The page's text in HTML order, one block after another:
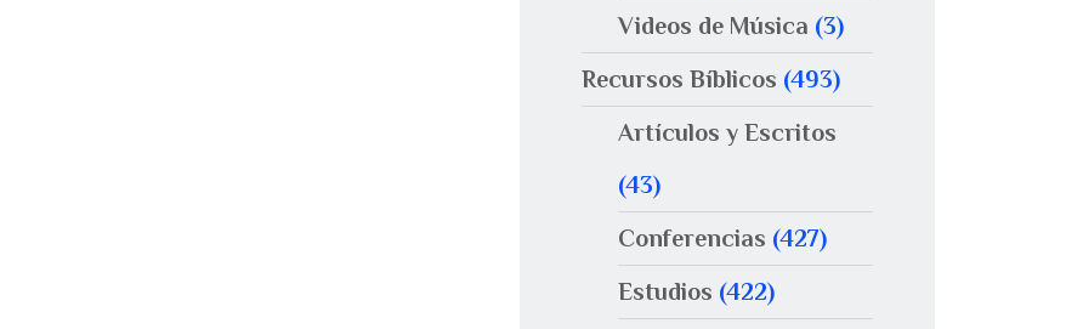
Videos de Música (3)
Recursos Bíblicos (493)
Artículos y Escritos
(43)
Conferencias (427)
Estudios (422)